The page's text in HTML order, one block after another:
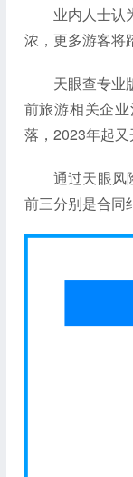
业内人士认
浓，更多游客将
天眼查专业
前旅游相关企
落，2023年起
通过天眼风
前三分别是合同